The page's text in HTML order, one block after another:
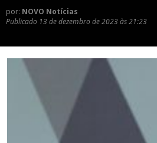
por: NOVO Notícias
Publicado 13 de dezembro de 2023 às 21:23